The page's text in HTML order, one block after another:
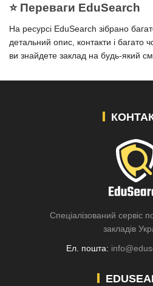
⭐️ Переваги EduSearch
На ресурсі EduSearch зібрано
детальний опис, контакти і багато
ви знайдете заклад на будь-який
Спеціалізований сервіс
закладів
Ел. пошта: